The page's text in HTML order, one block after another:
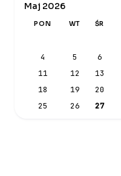
Maj 2026
PON WT ŚR
4
5 6
11
12 13
18
19 20
25
26 27